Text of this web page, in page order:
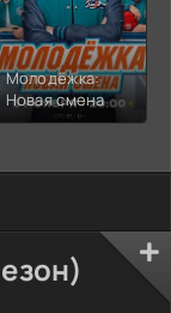
Молодёжка:
Новая смена